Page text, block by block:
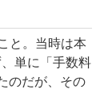
と。当時は本
単に「手数料
のだが、その